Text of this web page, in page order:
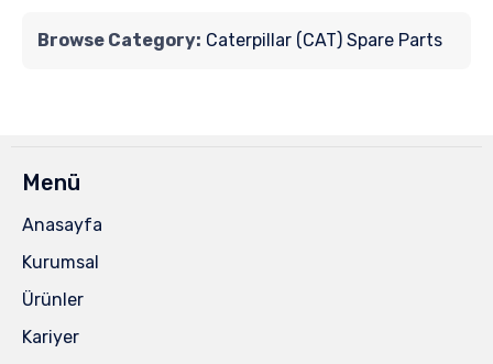
Browse Category: Caterpillar (CAT) Spare Parts
Menü
Anasayfa
Kurumsal
Ürünler
Kariyer